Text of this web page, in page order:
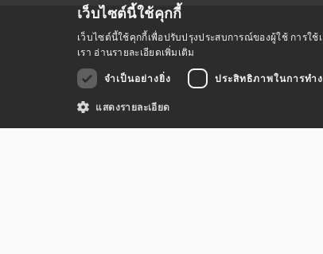
เว็บไซต์นี้ใช้คุกกี้
เว็บไซต์นี้ใช้คุกกี้เพื่อปรับปรุงประสบการณ์ของผู้ใช้ การ
เรา อ่านรายละเอียดเพิ่มเติม
จำเป็นอย่างยิ่ง
ประสิทธิภาพในการทำ
แสดงรายละเอียด